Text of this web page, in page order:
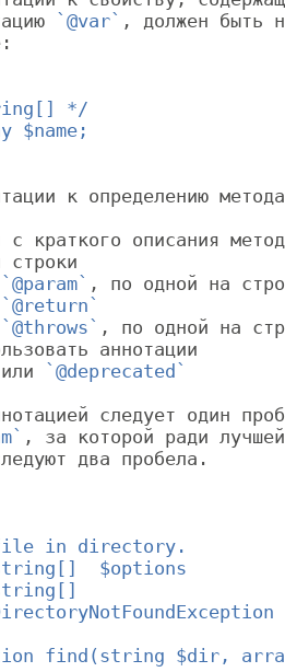
`@var` , должен быть
*/
$name;
к определению
с краткого описания
строки
`@param` , по одной на
`@return`
`@throws` , по одной на
аннотации
или
`@deprecated`
следует один
, за которой ради
два пробела.
in directory.
$options
find(string $dir,